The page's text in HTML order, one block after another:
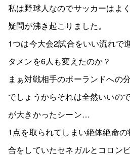
私は野球人なのでサッカーはよ
疑問が沸き起こりました。
1つは今大会2試合をいい流れで
タメンを6人も変えたのか？
まぁ対戦相手のポーランドへの
でしょうからそれは全然いいの
が大きかったシーン…
1点を取られてしまい絶体絶命
合をしていたセネガルとコロン